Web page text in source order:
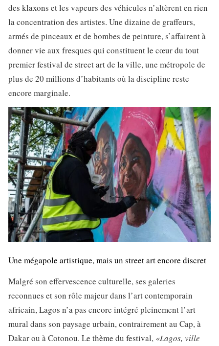
des klaxons et les vapeurs des véhicules n’altèrent en rien
la concentration des artistes. Une dizaine de graffeurs,
armés de pinceaux et de bombes de peinture, s’affairent à
donner vie aux fresques qui constituent le cœur du tout
premier festival de street art de la ville, une métropole de
plus de 20 millions d’habitants où la discipline reste
encore marginale.
Une mégapole artistique, mais un street art encore discret
Malgré son effervescence culturelle, ses galeries
reconnues et son rôle majeur dans l’art contemporain
africain, Lagos n’a pas encore intégré pleinement l’art
mural dans son paysage urbain, contrairement au Cap, à
Dakar ou à Cotonou. Le thème du festival, «Lagos, ville